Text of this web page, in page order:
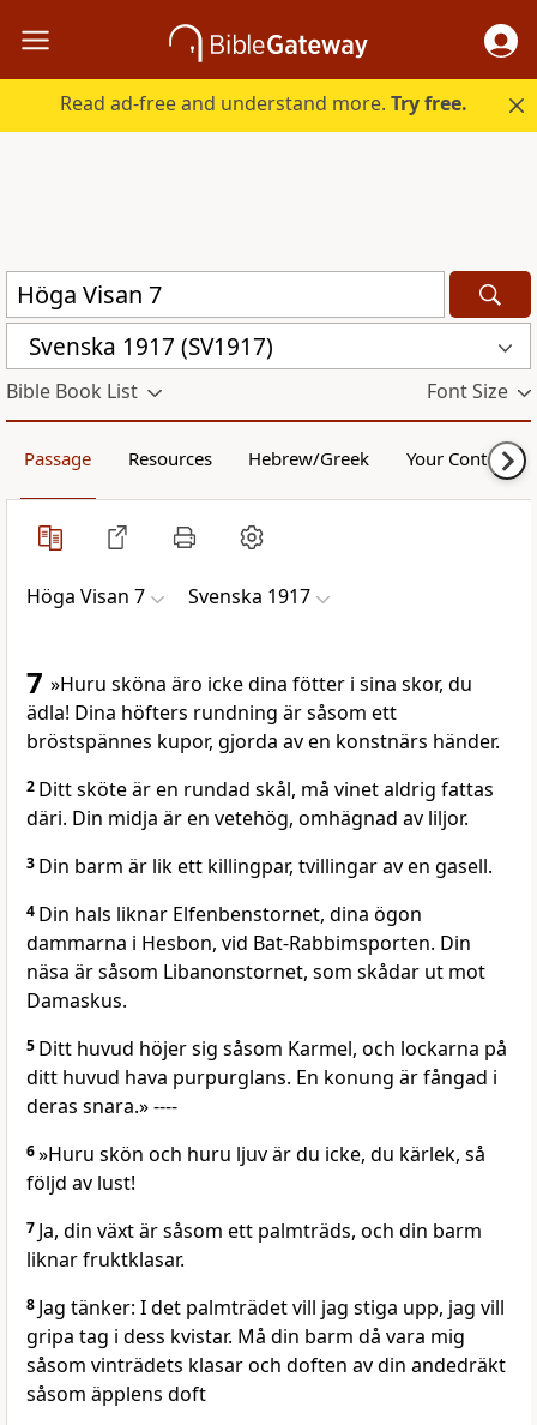
Read ad-free and understand more.Try free.
Svenska 1917 (SV1917)
Bible Book List Font Size
Passage Resources Hebrew/Greek Your Content
Höga Visan 7 Svenska 1917
7 »Huru sköna äro icke dina fötter i sina skor, du
ädla! Dina höfters rundning är såsom ett
bröstspännes kupor, gjorda av en konstnärs händer.
2 Ditt sköte är en rundad skål, må vinet aldrig fattas
däri. Din midja är en vetehög, omhägnad av liljor.
3 Din barm är lik ett killingpar, tvillingar av en gasell.
4 Din hals liknar Elfenbenstornet, dina ögon
dammarna i Hesbon, vid Bat-Rabbimsporten. Din
näsa är såsom Libanonstornet, som skådar ut mot
Damaskus.
5 Ditt huvud höjer sig såsom Karmel, och lockarna på
ditt huvud hava purpurglans. En konung är fångad i
deras snara.» ----
6»Huru skön och huru ljuv är du icke, du kärlek, så
följd av lust!
7 Ja, din växt är såsom ett palmträds, och din barm
liknar fruktklasar.
8 Jag tänker: I det palmträdet vill jag stiga upp, jag vill
gripa tag i dess kvistar. Må din barm då vara mig
såsom vinträdets klasar och doften av din andedräkt
såsom äpplens doft